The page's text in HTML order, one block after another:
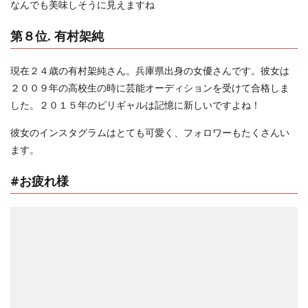
なんでも美味しそうに見えますね
第８位. 有村架純
現在２４歳の有村架純さん。兵庫県出身の女優さんです。彼女は
２００９年の高校生の時に芸能オーディションを受けて合格しま
した。２０１５年のビリギャルは記憶に新しいですよね！
彼女のインスタグラムはとても可愛く、フォロワーもたくさんい
ます。
#お疲れ様